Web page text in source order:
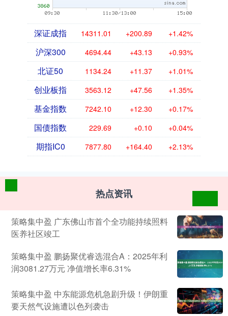
深证成指 14311.01 +200.89 +1.42%
沪深300 4694.44 +43.13 +0.93%
北证50 1134.24 +11.37 +1.01%
创业板指 3563.12 +47.56 +1.35%
基金指数 7242.10 +12.30 +0.17%
国债指数 229.69 +0.10 +0.04%
期指IC0 7877.80 +164.40 +2.13%
热点资讯
策略集中盈 广东佛山市首个全功能持续照料
医养社区竣工
策略集中盈 鹏扬聚优睿选混合A：2025年利
润3081.27万元 净值增长率6.31%
策略集中盈 中东能源危机急剧升级！伊朗重
要天然气设施遭以色列袭击